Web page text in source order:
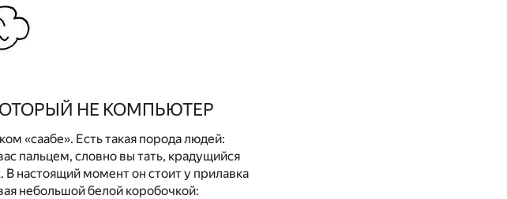
НЕ КОМПЬЮТЕР
«саабе». Есть такая порода людей:
пальцем, словно вы тать, крадущийся
В настоящий момент он стоит у прилавка
небольшой белой коробочкой: